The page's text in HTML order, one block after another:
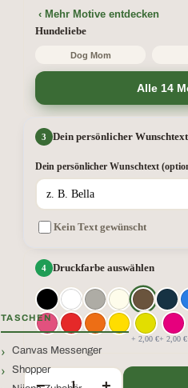
TASCHEN
Canvas Messenger
Shopper
‹ Mehr Motive entdecken
Hundeliebe
Dog Mom
Alle 14
Dein persönlicher
Dein persönlicher Wunschtext
Kein Text gewünscht
Druckfarbe auswählen
+ 2,00 €+ 2,00 €